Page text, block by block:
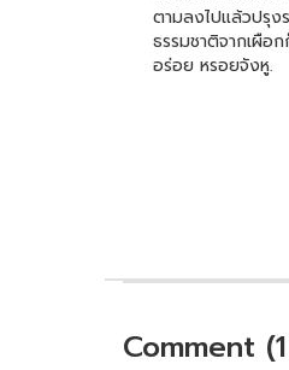
ตามลงไปแล้วปรุง
ธรรมชาติจากเผือ
อร่อย หรอยจังหู.
Comment